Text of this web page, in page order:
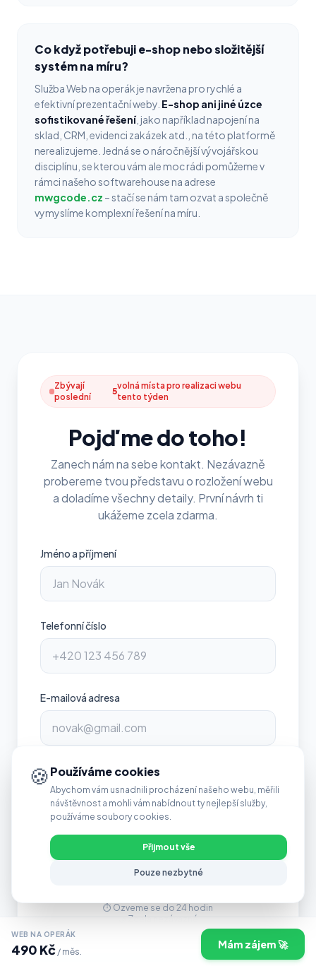
WEB NA OPERÁK
490 Kč / měs.
Mám zájem 🚀
Co když potřebuji e-shop nebo složitější
systém na míru?
Služba Web na operák je navržena pro rychlé a
efektivní prezentační weby. E-shop ani jiné úzce
sofistikované řešení , jako například napojení na
sklad, CRM, evidenci zakázek atd., na této platformě
nerealizujeme. Jedná se o náročnější vývojářskou
disciplínu, se kterou vám ale moc rádi pomůžeme v
rámci našeho softwarehouse na adrese
mwgcode.cz – stačí se nám tam ozvat a společně
vymyslíme komplexní řešení na míru.
Zbývají
poslední
5
volná místa pro realizaci webu
tento týden
Pojďme do toho!
Zanech nám na sebe kontakt. Nezávazně
probereme tvou představu o rozložení webu
a doladíme všechny detaily. První návrh ti
ukážeme zcela zdarma.
Jméno a příjmení
Telefonní číslo
E-mailová adresa
Jakému oboru se věnuješ? (nepovinné)
Chci nezávaznou konzultaci
⏱️ Ozveme se do 24 hodin
🤝 Zcela nezávazné
🍪Používáme cookies
Abychom vám usnadnili procházení našeho webu, měřili
návštěvnost a mohli vám nabídnout ty nejlepší služby,
používáme soubory cookies.
Přijmout vše
Pouze nezbytné